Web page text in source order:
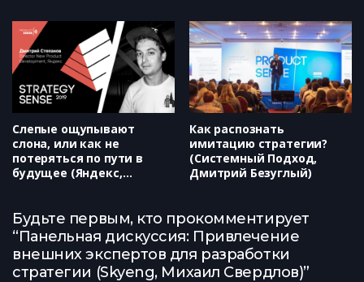
Владимир Алешин)
Слепые ощупывают
слона, или как не
потеряться по пути в
будущее (Яндекс,
Как распознать
имитацию стратегии?
(Системный Подход,
Дмитрий Безуглый)
Будьте первым, кто прокомментирует
“Панельная дискуссия: Привлечение
внешних экспертов для разработки
стратегии (Skyeng, Михаил Свердлов)”